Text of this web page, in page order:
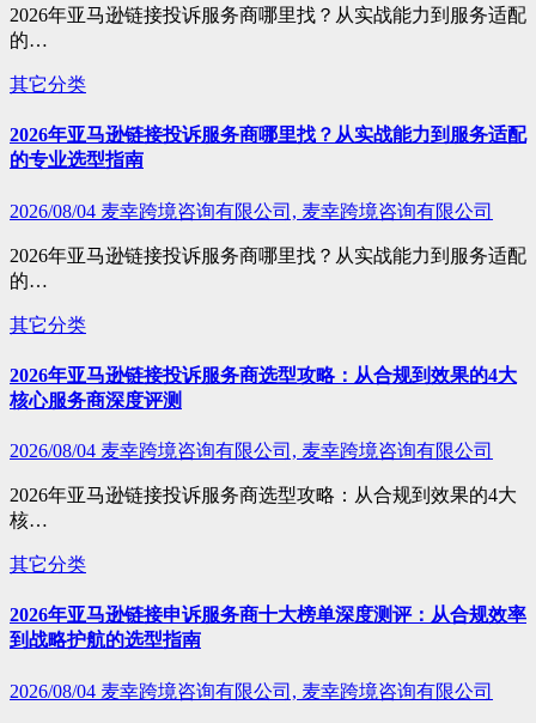
2026年亚马逊链接投诉服务商哪里找？从实战能力到服务适配
的…
其它分类
2026年亚马逊链接投诉服务商哪里找？从实战能力到服务适配
的专业选型指南
2026/08/04 麦幸跨境咨询有限公司, 麦幸跨境咨询有限公司
2026年亚马逊链接投诉服务商哪里找？从实战能力到服务适配
的…
其它分类
2026年亚马逊链接投诉服务商选型攻略：从合规到效果的4大
核心服务商深度评测
2026/08/04 麦幸跨境咨询有限公司, 麦幸跨境咨询有限公司
2026年亚马逊链接投诉服务商选型攻略：从合规到效果的4大
核…
其它分类
2026年亚马逊链接申诉服务商十大榜单深度测评：从合规效率
到战略护航的选型指南
2026/08/04 麦幸跨境咨询有限公司, 麦幸跨境咨询有限公司